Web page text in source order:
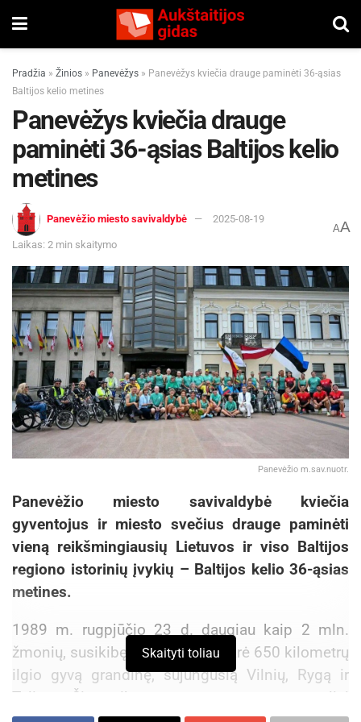
Pradžia » Žinios » Panevėžys » Panevėžys kviečia drauge paminėti 36-ąsias
Baltijos kelio metines
Panevėžys kviečia drauge
paminėti 36-ąsias Baltijos kelio
metines
Panevėžio miesto savivaldybė 2025-08-19
Laikas: 2 min skaitymo
AA
Panevėžio m.sav.nuotr.
Panevėžio miesto savivaldybė kviečia
gyventojus ir miesto svečius drauge paminėti
vieną reikšmingiausių Lietuvos ir viso Baltijos
regiono istorinių įvykių – Baltijos kelio 36-ąsias
metines.
1989 m. rugpjūčio 23 d. daugiau kaip 2 mln.
žmonių, susikibę rankomis, sudarė 650 kilometrų
ilgio gyvą grandinę, sujungusią Vilnių, Rygą ir
Taliną. Šis taikus protestas tapo pasauliui
Skaityti toliau